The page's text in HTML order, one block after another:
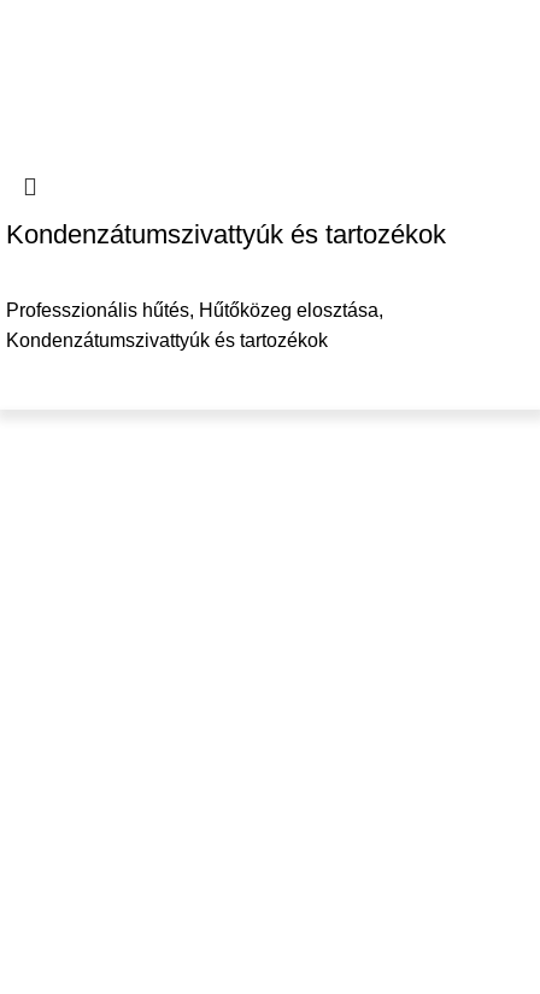
Kondenzátumszivattyúk és tartozékok
Professzionális hűtés, Hűtőközeg elosztása,
Kondenzátumszivattyúk és tartozékok